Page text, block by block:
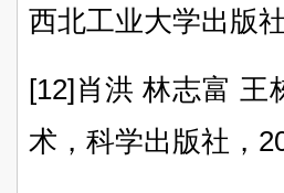
西北工业大学出版
[12]肖洪 林志富 王
术，科学出版社，